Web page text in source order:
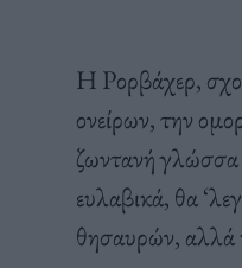
Η Ρορβάχερ,
ονείρων, την
ζωντανή γλώσσα
ευλαβικά, θα
θησαυρών, αλλά